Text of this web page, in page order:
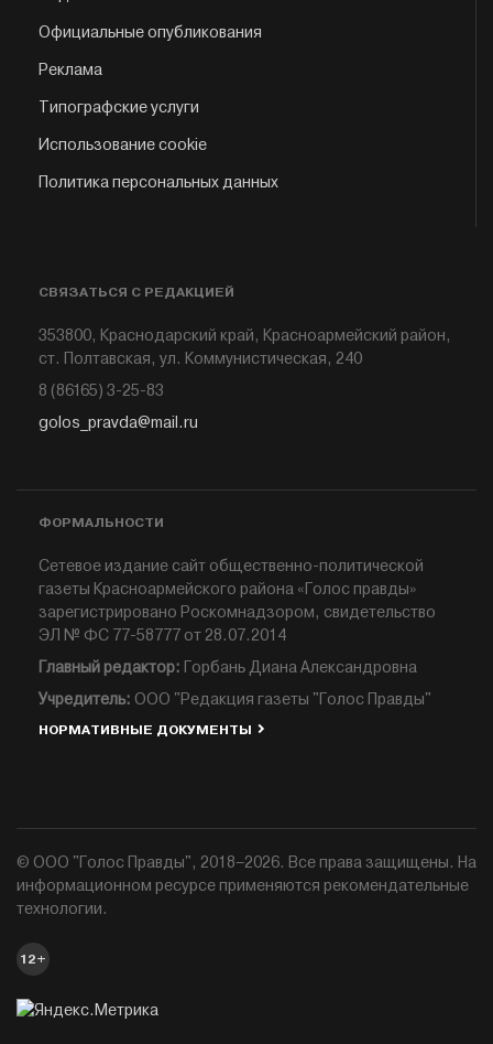
Официальные опубликования
Реклама
Типографские услуги
Использование cookie
Политика персональных данных
СВЯЗАТЬСЯ С РЕДАКЦИЕЙ
353800, Краснодарский край, Красноармейский район,
ст. Полтавская, ул. Коммунистическая, 240
8 (86165) 3-25-83
golos_pravda@mail.ru
ФОРМАЛЬНОСТИ
Сетевое издание сайт общественно-политической
газеты Красноармейского района «Голос правды»
зарегистрировано Роскомнадзором, свидетельство
ЭЛ № ФС 77-58777 от 28.07.2014
Главный редактор: Горбань Диана Александровна
Учредитель: ООО "Редакция газеты "Голос Правды"
НОРМАТИВНЫЕ ДОКУМЕНТЫ
© ООО "Голос Правды", 2018–2026. Все права защищены. На
информационном ресурсе применяются рекомендательные
технологии.
12+